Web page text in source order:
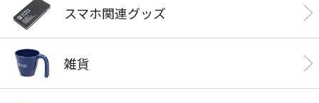
スマホ関連グッズ
雑貨